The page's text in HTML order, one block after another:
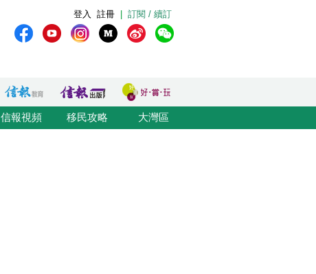
訂閱 / 續訂
註冊
登入
信報視頻 移民攻略 大灣區